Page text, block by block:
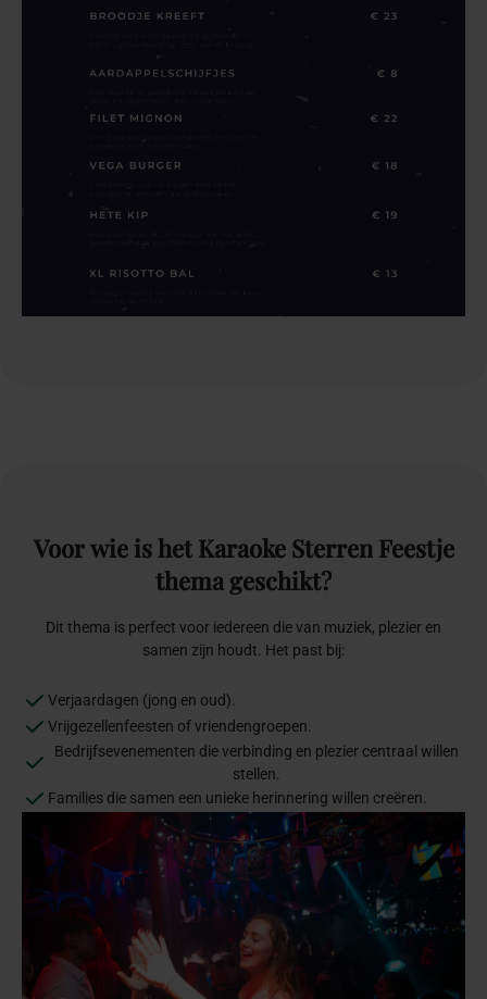
Voorwie ishet Karaoke Sterren Feestje
thema geschikt?
Dit thema is perfect voor iedereen die van muziek, plezier en
samen zijn houdt. Het past bij:
Verjaardagen (jong en oud).
Vrijgezellenfeesten of vriendengroepen.
Bedrijfsevenementen die verbinding en plezier centraal willen
stellen.
Families die samen een unieke herinnering willen creëren.